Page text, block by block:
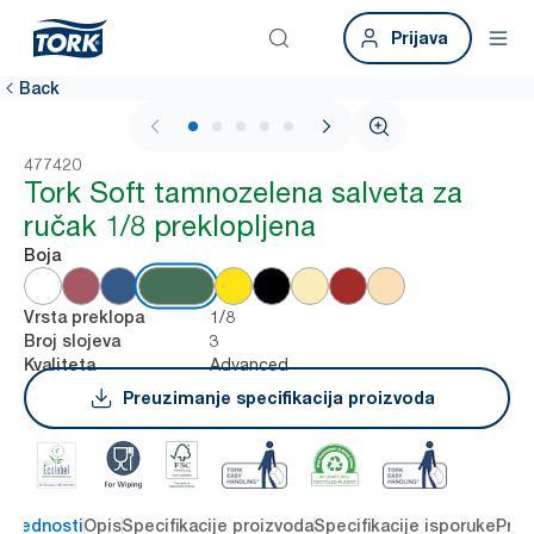
Prijava
Back
1 / 5
477420
Tork Soft tamnozelena salveta za
ručak 1/8 preklopljena
Boja
Vrsta preklopa 1/8
Broj slojeva 3
Kvaliteta
Advanced
Preuzimanje specifikacija proizvoda
prednostiOpisSpecifikacije proizvodaSpecifikacije isporuke